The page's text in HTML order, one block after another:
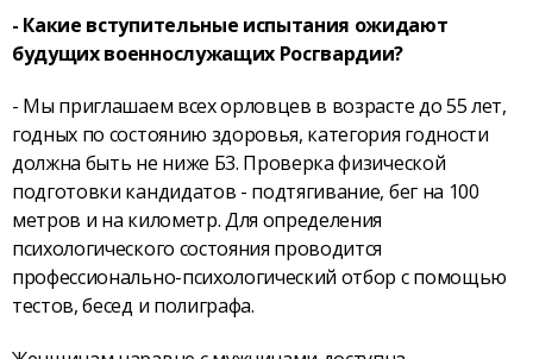
- Какие вступительные испытания ожидают
будущих военно­служащих Росгвардии?
- Мы приглашаем всех орловцев в возрасте до 55 лет,
годных по состоянию здоровья, категория годности
должна быть не ниже Б3. Проверка физической
подготовки кандидатов - подтягивание, бег на 100
метров и на километр. Для определения
психологического состояния проводится
профессионально-психологический отбор с помощью
тестов, бесед и полиграфа.